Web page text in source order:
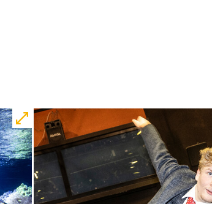
Audiodeskription
Karten